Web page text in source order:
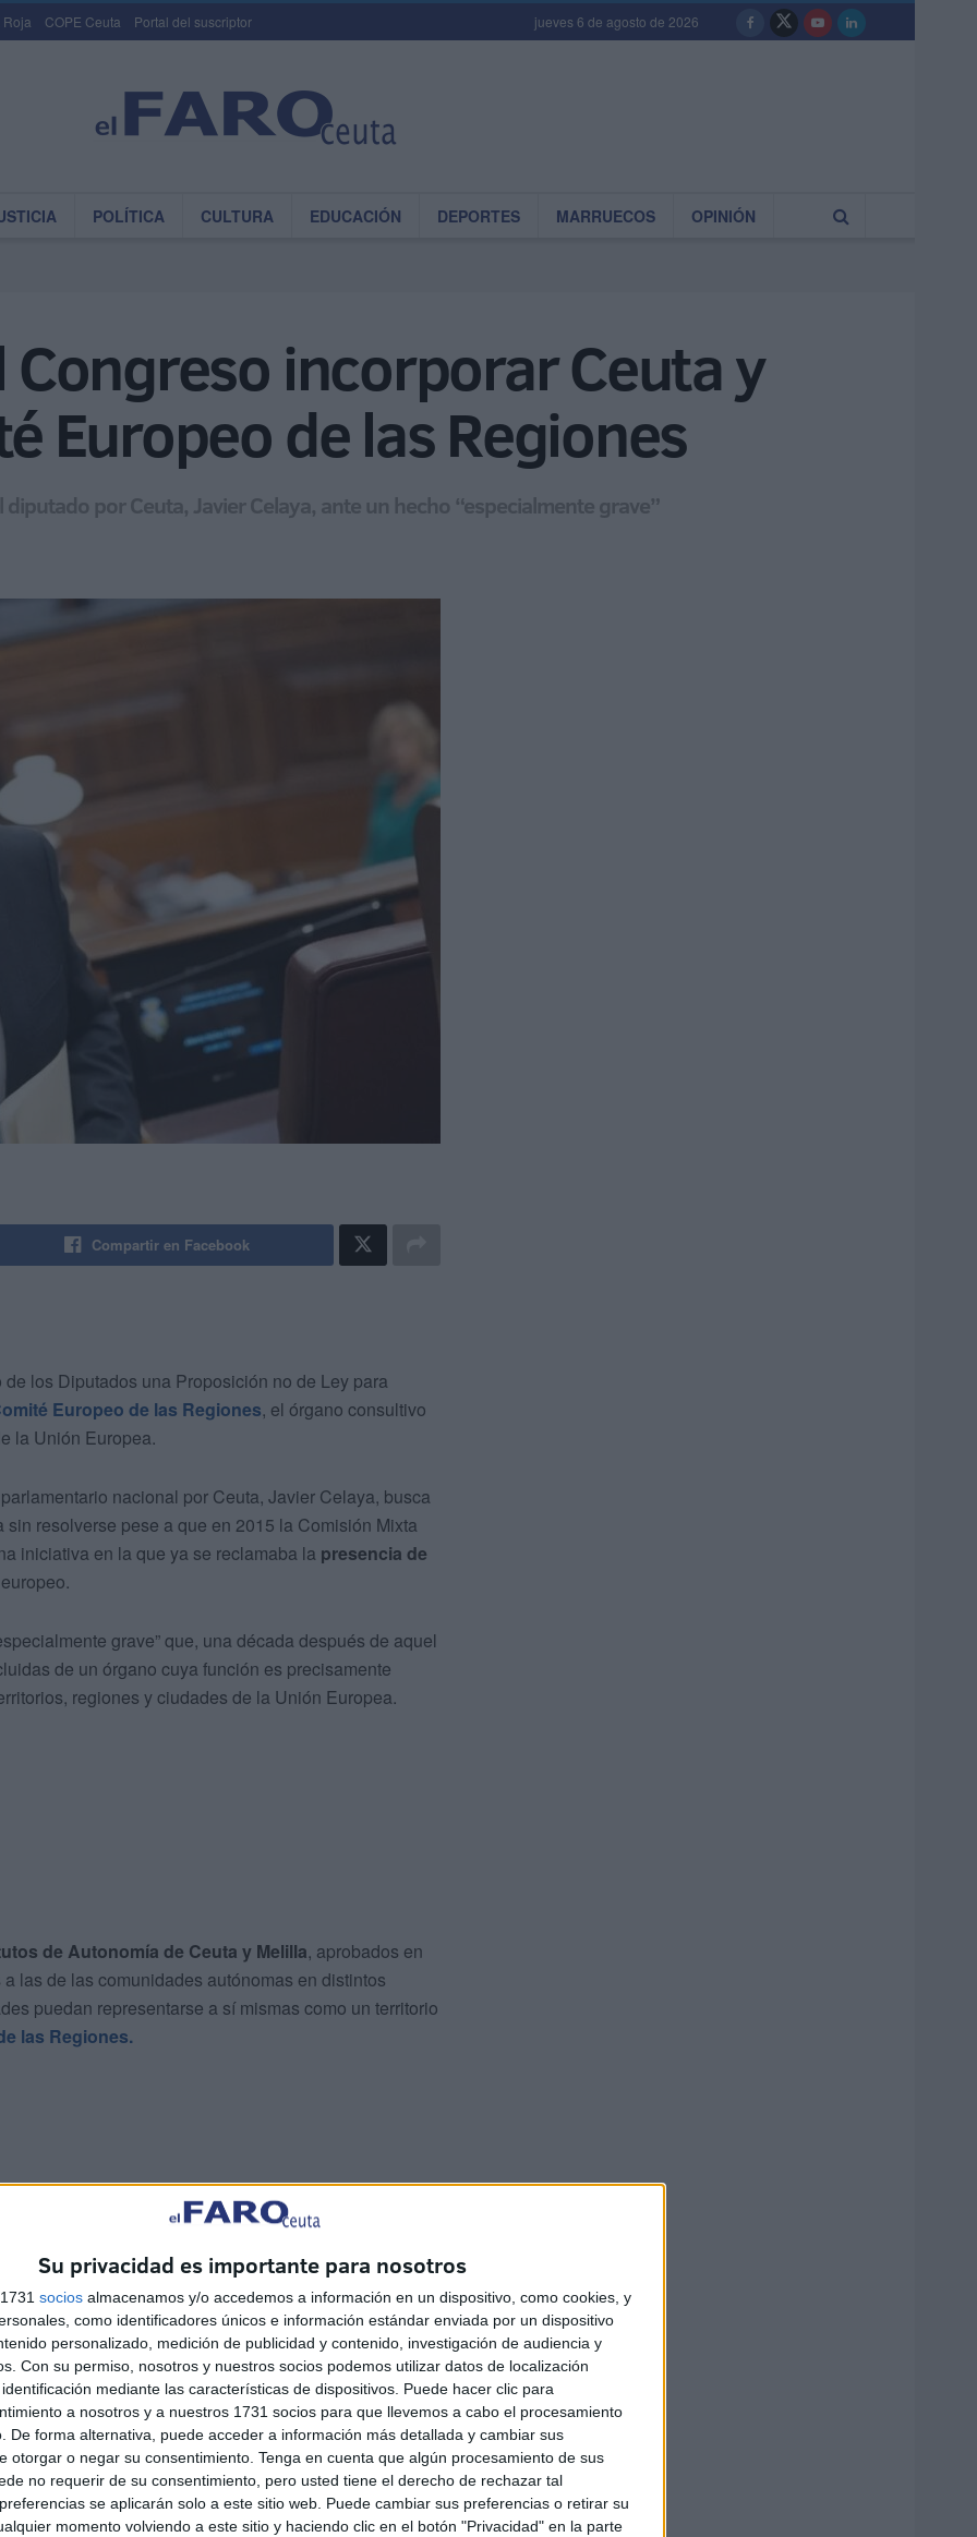
Su privacidad es importante para nosotros
socios almacenamos y/o accedemos a información en un dispositivo, como cookies, y
como identificadores únicos e información estándar enviada por un dispositivo
personalizado, medición de publicidad y contenido, investigación de audiencia y
Con su permiso, nosotros y nuestros socios podemos utilizar datos de localización
mediante las características de dispositivos. Puede hacer clic para
a nosotros y a nuestros 1731 socios para que llevemos a cabo el procesamiento
De forma alternativa, puede acceder a información más detallada y cambiar sus
otorgar o negar su consentimiento. Tenga en cuenta que algún procesamiento de sus
no requerir de su consentimiento, pero usted tiene el derecho de rechazar tal
se aplicarán solo a este sitio web. Puede cambiar sus preferencias o retirar su
momento volviendo a este sitio y haciendo clic en el botón "Privacidad" en la parte
Roja COPE Ceuta Portal del suscriptor jueves 6 de agosto de 2026
POLÍTICA CULTURA EDUCACIÓN DEPORTES MARRUECOS OPINIÓN
Congreso incorporar Ceuta y
Europeo de las Regiones
por Ceuta, Javier Celaya, ante un hecho “especialmente grave”
Compartir en Facebook
los Diputados una Proposición no de Ley para
Europeo de las Regiones, el órgano consultivo
la Unión Europea.
nacional por Ceuta, Javier Celaya, busca
resolverse pese a que en 2015 la Comisión Mixta
iniciativa en la que ya se reclamaba la presencia de
grave” que, una década después de aquel
de un órgano cuya función es precisamente
regiones y ciudades de la Unión Europea.
de Autonomía de Ceuta y Melilla, aprobados en
las de las comunidades autónomas en distintos
puedan representarse a sí mismas como un territorio
las Regiones.
nueva legislatura europea y a existir un
de Pedro Sánchez sigue sin dar ningún paso
Ceuta y Melillaen el Comité Europeo de las
hable constantemente decohesión territorial y
Ceuta y Melilla fuera de uno de los principales
donde se debaten cuestiones que afectan